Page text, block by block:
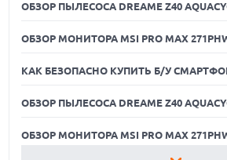
ОБЗОР ПЫЛЕСОСА DREAME Z40
ОБЗОР МОНИТОРА MSI PRO MAX
КАК БЕЗОПАСНО КУПИТЬ Б/У
ОБЗОР ПЫЛЕСОСА DREAME Z40
ОБЗОР МОНИТОРА MSI PRO MAX
06.08.2026